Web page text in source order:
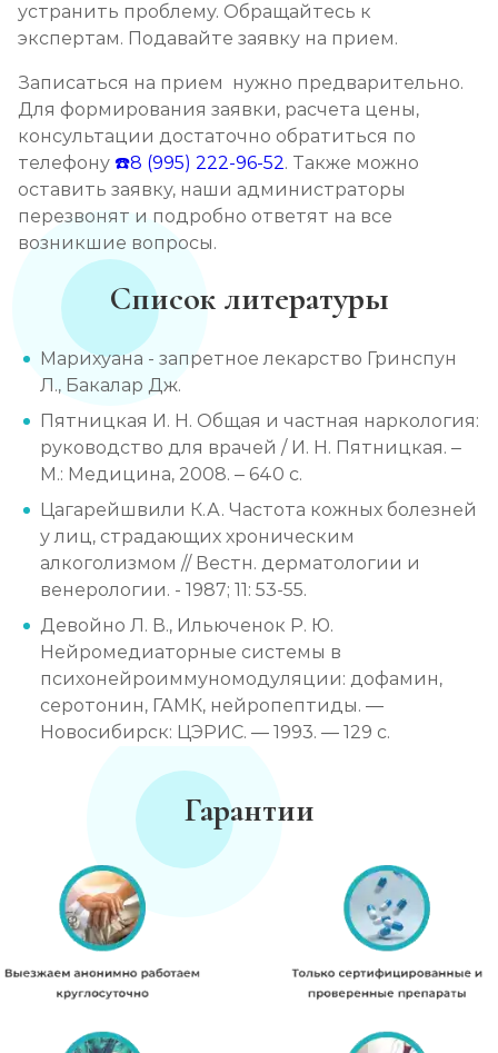
устранить проблему. Обращайтесь к
экспертам. Подавайте заявку на прием.
Записаться на прием нужно предварительно.
Для формирования заявки, расчета цены,
консультации достаточно обратиться по
телефону ☎️8 (995) 222-96-52. Также можно
оставить заявку, наши администраторы
перезвонят и подробно ответят на все
возникшие вопросы.
Список литературы
Марихуана - запретное лекарство Гринспун
Л., Бакалар Дж.
Пятницкая И. Н. Общая и частная наркология:
руководство для врачей / И. Н. Пятницкая. –
М.: Медицина, 2008. – 640 с.
Цагарейшвили К.А. Частота кожных болезней
у лиц, страдающих хроническим
алкоголизмом // Вестн. дерматологии и
венерологии. - 1987; 11: 53-55.
Девойно Л. В., Ильюченок Р. Ю.
Нейромедиаторные системы в
психонейроиммуномодуляции: дофамин,
серотонин, ГАМК, нейропептиды. —
Новосибирск: ЦЭРИС. — 1993. — 129 с.
Гарантии